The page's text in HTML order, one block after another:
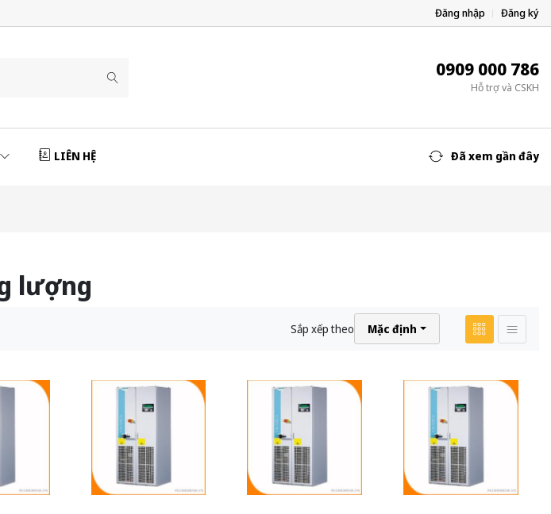
Đăng nhập Đăng ký
0909 000 786
Hỗ trợ và CSKH
LIÊN HỆ Đã xem gần đây
lượng
Sắp xếp theo Mặc định